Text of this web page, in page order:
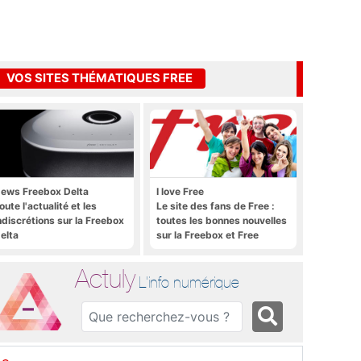
VOS SITES THÉMATIQUES FREE
Freebox Delta
l'actualité et les
sur la Freebox
I love Free
Le site des fans de Free :
toutes les bonnes nouvelles
sur la Freebox et Free
Actuly L'info numérique